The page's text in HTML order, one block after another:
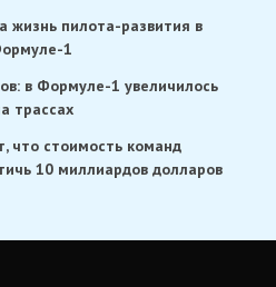
жизнь пилота-развития в
1
в Формуле-1 увеличилось
трассах
что стоимость команд
10 миллиардов долларов